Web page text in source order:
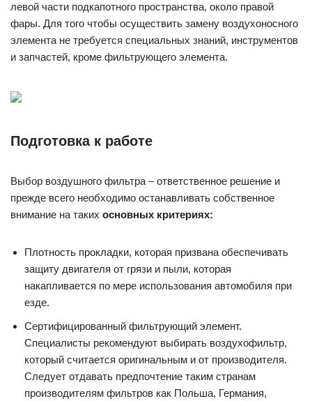
левой части подкапотного пространства, около правой
фары. Для того чтобы осуществить замену воздухоносного
элемента не требуется специальных знаний, инструментов
и запчастей, кроме фильтрующего элемента.
Подготовка к работе
Выбор воздушного фильтра – ответственное решение и
прежде всего необходимо останавливать собственное
внимание на таких основных критериях:
Плотность прокладки, которая призвана обеспечивать
защиту двигателя от грязи и пыли, которая
накапливается по мере использования автомобиля при
езде.
Сертифицированный фильтрующий элемент.
Специалисты рекомендуют выбирать воздухофильтр,
который считается оригинальным и от производителя.
Следует отдавать предпочтение таким странам
производителям фильтров как Польша, Германия,